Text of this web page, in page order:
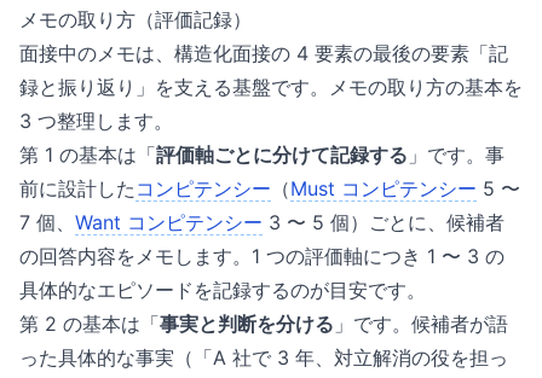
メモの取り方（評価記録）
面接中のメモは、構造化面接の 4 要素の最後の要素「記
録と振り返り」を支える基盤です。メモの取り方の基本を
3 つ整理します。
第 1 の基本は「評価軸ごとに分けて記録する 」です。事
前に設計した コンピテンシー （Must コンピテンシー 5 〜
7 個、 Want コンピテンシー 3 〜 5 個）ごとに、候補者
の回答内容をメモします。1 つの評価軸につき 1 〜 3 の
具体的なエピソードを記録するのが目安です。
第 2 の基本は「事実と判断を分ける 」です。候補者が語
った具体的な事実（「A 社で 3 年、対立解消の役を担っ